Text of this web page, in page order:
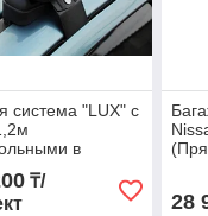
система "LUX" с
в
для а/м Nissan
... г.в.
₸/
28